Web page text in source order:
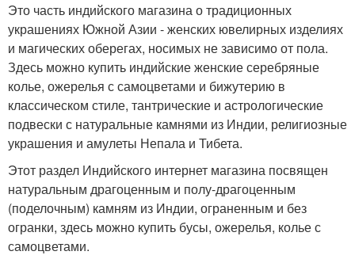
Это часть индийского магазина о традиционных
украшениях Южной Азии - женских ювелирных изделиях
и магических оберегах, носимых не зависимо от пола.
Здесь можно купить индийские женские серебряные
колье, ожерелья с самоцветами и бижутерию в
классическом стиле, тантрические и астрологические
подвески с натуральные камнями из Индии, религиозные
украшения и амулеты Непала и Тибета.
Этот раздел Индийского интернет магазина посвящен
натуральным драгоценным и полу-драгоценным
(поделочным) камням из Индии, ограненным и без
огранки, здесь можно купить бусы, ожерелья, колье с
самоцветами.